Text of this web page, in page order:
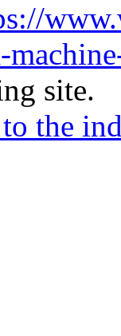
site.
the